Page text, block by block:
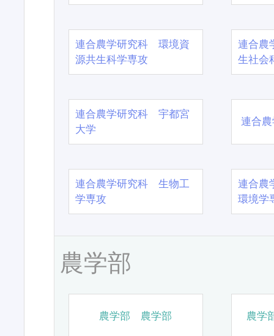
連合農学研究科 環境資
源共生科学専攻
連合農
生社会
連合農学研究科 宇都宮
大学
連合
連合農学研究科 生物工
学専攻
連合農
環境学
農学部
農学部 農学部 農学